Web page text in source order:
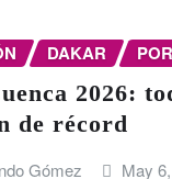
DAKAR
2026:
de récord
Gómez May